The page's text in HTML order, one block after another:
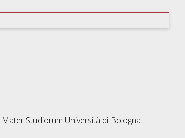
Studiorum Università di Bologna.